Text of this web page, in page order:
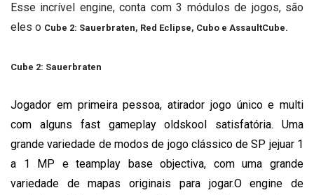
Esse incrível engine, conta com 3 módulos de jogos, são
eles o Cube 2: Sauerbraten, Red Eclipse, Cubo e AssaultCube.
Cube 2: Sauerbraten
Jogador em primeira pessoa, atirador jogo único e multi
com alguns fast gameplay oldskool satisfatória. Uma
grande variedade de modos de jogo clássico de SP jejuar 1
a 1 MP e teamplay base objectiva, com uma grande
variedade de mapas originais para jogar.O engine de